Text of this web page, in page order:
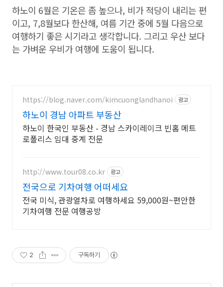
하노이 6월은 기온은 좀 높으나, 비가 적당이 내리는 편
이고, 7,8월보다 한산해, 여름 기간 중에 5월 다음으로
여행하기 좋은 시기라고 생각합니다. 그리고 우산 보다
는 가벼운 우비가 여행에 도움이 됩니다.
https://blog.naver.com/kimcuonglandhanoi 광고
하노이 경남 아파트 부동산
하노이 한국인 부동산 - 경남 스카이레이크 빈홈 메트
로폴리스 임대 중계 전문
http://www.tour08.co.kr 광고
전국으로 기차여행 어떠세요
전국 미식, 관광열차로 여행하세요 59,000원~편안한
기차여행 전문 여행공방
2 구독하기